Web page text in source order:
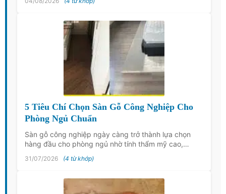
5 Tiêu Chí Chọn Sàn Gỗ Công Nghiệp Cho
Phòng Ngủ Chuẩn
Sàn gỗ công nghiệp ngày càng trở thành lựa chọn
hàng đầu cho phòng ngủ nhờ tính thẩm mỹ cao,…
31/07/2026 (4 từ khớp)